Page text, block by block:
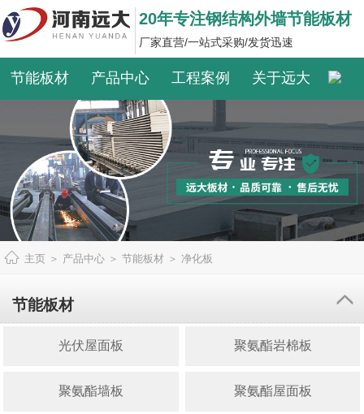
20年专注钢结构外墙节能板材
厂家直营/一站式采购/发货迅速
节能板材 产品中心 工程案例 关于远大
主页＞ 产品中心＞ 节能板材＞ 净化板
节能板材
光伏屋面板 聚氨酯岩棉板
聚氨酯墙板 聚氨酯屋面板